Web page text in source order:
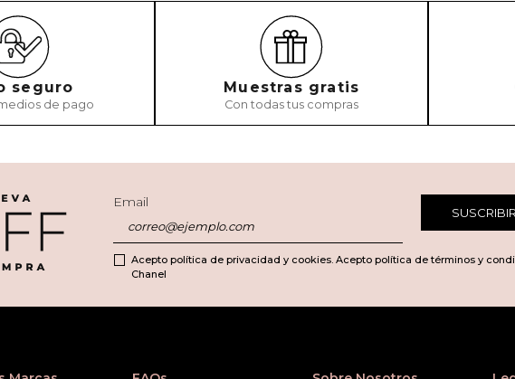
seguro
de pago
Muestras gratis
Con todas tus compras
Email
Acepto política de privacidad y cookies. Acepto política de términos y
Chanel